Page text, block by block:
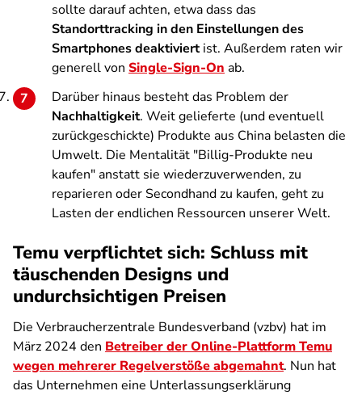
sollte darauf achten, etwa dass das
Standorttracking in den Einstellungen des
Smartphones deaktiviertist. Außerdem raten wir
generell von Single-Sign-On ab.
Darüber hinaus besteht das Problem der
Nachhaltigkeit. Weit gelieferte (und eventuell
zurückgeschickte) Produkte aus China belasten die
Umwelt. Die Mentalität "Billig-Produkte neu
kaufen" anstatt sie wiederzuverwenden, zu
reparieren oder Secondhand zu kaufen, geht zu
Lasten der endlichen Ressourcen unserer Welt.
Temu verpflichtet sich: Schluss mit
täuschenden Designs und
undurchsichtigen Preisen
Die Verbraucherzentrale Bundesverband (vzbv) hat im
März 2024 den Betreiber der Online-Plattform Temu
wegen mehrerer Regelverstöße abgemahnt. Nun hat
das Unternehmen eine Unterlassungserklärung